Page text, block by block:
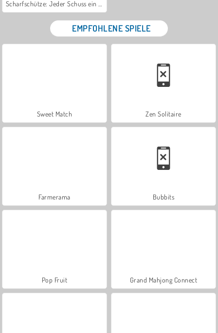
EMPFOHLENE SPIELE
Sweet Match Zen Solitaire
Farmerama Bubbits
Pop Fruit Grand Mahjong Connect